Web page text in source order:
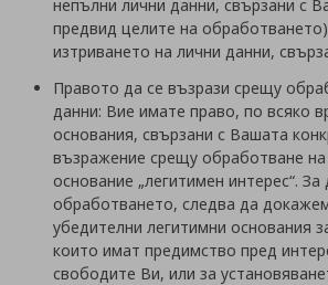
непълни лични данни, свързани с
предвид целите на
изтриването на лични данни,
Правото да се възрази срещу
данни: Вие имате право, по всяко
основания, свързани с Вашата
възражение срещу обработване
основание „легитимен интерес“.
обработването, следва да
убедителни легитимни основания
които имат предимство пред
свободите Ви, или за